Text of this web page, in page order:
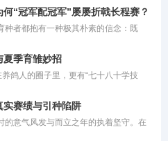
的公平底线，更在情理与法律的双重维
“冠军配冠军”屡屡折戟长程赛？
种者都抱有一种极其朴素的信念：既
父母双方均已用赛绩证明了自己的巅
优势。可惜事与愿违，现实往往会给
顶“双冠”光环的幼鸽，在面对300公里
海，再无归期。为何看似完美的“双
夏季育雏妙招
鸽人的圈子里，更有“七十八十学技
杂办法。其实不然，这里所说的“技
斤”的智慧与策略**。对于年长的鸽友
，养鸽方式理应顺势而为，巧妙借力。
实赛绩与引种陷阱
的意气风发与而立之年的执着坚守。在